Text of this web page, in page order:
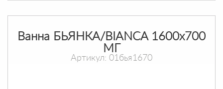
Ванна БЬЯНКА/BIANCA 1600х700
МГ
Артикул: 01бья1670